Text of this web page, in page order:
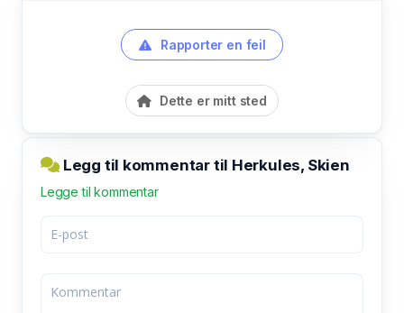
Rapporter en feil
Dette er mitt sted
Legg til kommentar til Herkules, Skien
Legge til kommentar